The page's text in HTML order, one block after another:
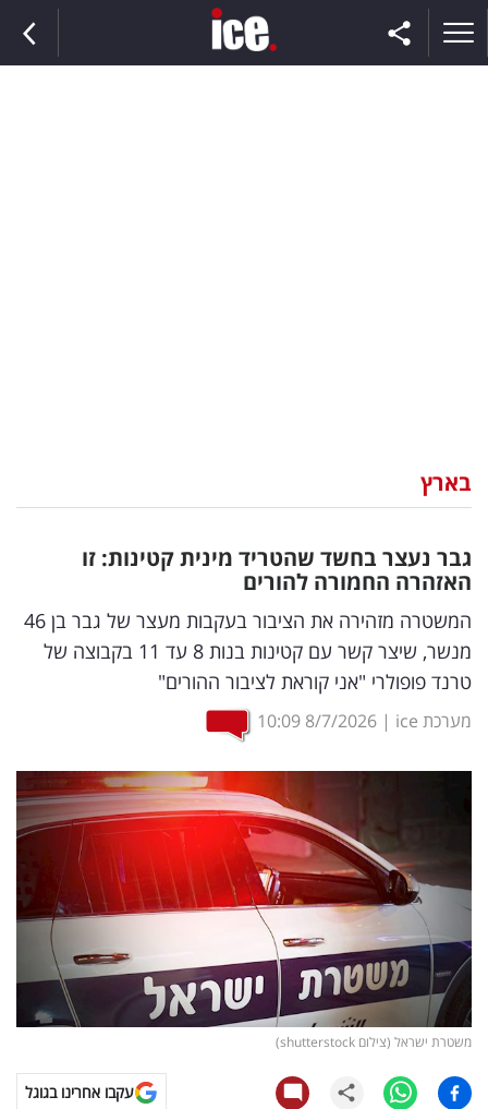
וצרכנות
דיגיטל
וטק
שיווק
ופרסום
ומחקרים
דעות
רכילות
עסקית
קריפטו
ויראלי
בארץ
גבר נעצר בחשד שהטריד מינית קטינות: זו
האזהרה החמורה להורים
המשטרה מזהירה את הציבור בעקבות מעצר של גבר בן 46
מנשר, שיצר קשר עם קטינות בנות 8 עד 11 בקבוצה של
טרנד פופולרי "אני קוראת לציבור ההורים"
מערכת ice |
8/7/2026
10:09
משטרת ישראל (צילום shutterstock)
עקבו אחרינו בגוגל